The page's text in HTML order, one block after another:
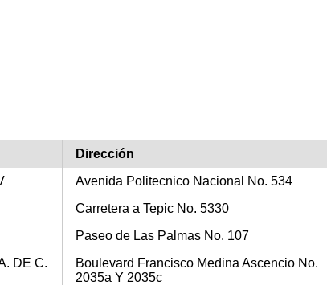
Dirección
Avenida Politecnico Nacional No. 534
Carretera a Tepic No. 5330
Paseo de Las Palmas No. 107
DE C.
Boulevard Francisco Medina Ascencio No.
2035a Y 2035c